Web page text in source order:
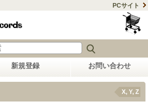
PCサイト
新規登録 お問い合わせ
X, Y, Z